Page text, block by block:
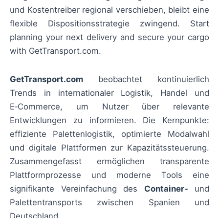
und Kostentreiber regional verschieben, bleibt eine
flexible Dispositionsstrategie zwingend. Start
planning your next delivery and secure your cargo
with GetTransport.com.
GetTransport.com beobachtet kontinuierlich
Trends in internationaler Logistik, Handel und
E‑Commerce, um Nutzer über relevante
Entwicklungen zu informieren. Die Kernpunkte:
effiziente Palettenlogistik, optimierte Modalwahl
und digitale Plattformen zur Kapazitätssteuerung.
Zusammengefasst ermöglichen transparente
Plattformprozesse und moderne Tools eine
signifikante Vereinfachung des Container- und
Palettentransports zwischen Spanien und
Deutschland.